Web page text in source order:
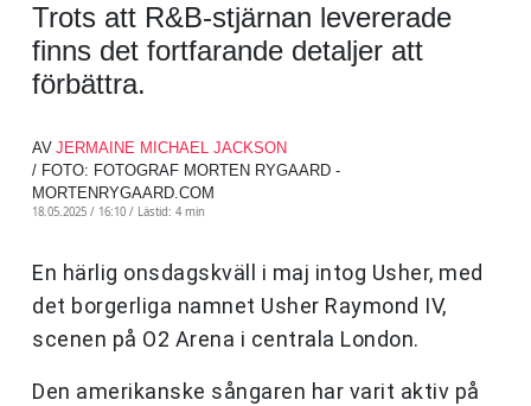
Trots att R&B-stjärnan levererade
finns det fortfarande detaljer att
förbättra.
AV JERMAINE MICHAEL JACKSON
/ FOTO: FOTOGRAF MORTEN RYGAARD -
MORTENRYGAARD.COM
18.05.2025 / 16:10 / Lästid: 4 min
En härlig onsdagskväll i maj intog Usher, med
det borgerliga namnet Usher Raymond IV,
scenen på O2 Arena i centrala London.
Den amerikanske sångaren har varit aktiv på